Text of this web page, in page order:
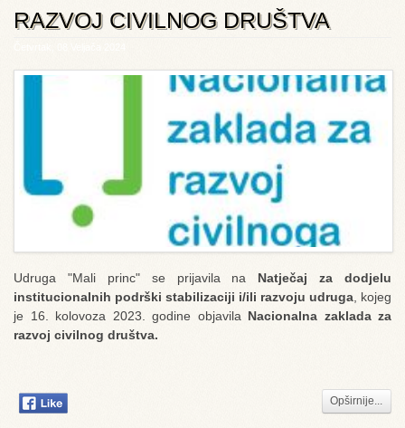
RAZVOJ CIVILNOG DRUŠTVA
Udruga "Mali princ" se prijavila na Natječaj za dodjelu
institucionalnih podrški stabilizaciji i/ili razvoju udruga , kojeg
je 16. kolovoza 2023. godine objavila Nacionalna zaklada za
razvoj civilnog društva.
Opširnije...